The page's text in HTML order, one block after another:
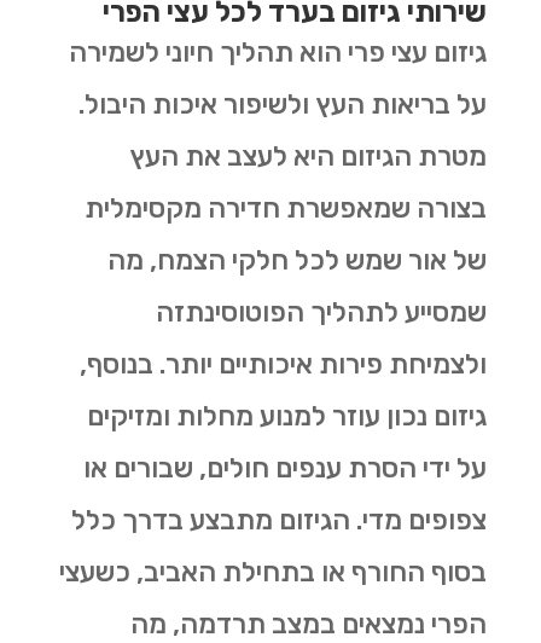
שירותי גיזום בערד לכל עצי הפרי
גיזום עצי פרי הוא תהליך חיוני לשמירה
על בריאות העץ ולשיפור איכות היבול.
מטרת הגיזום היא לעצב את העץ
בצורה שמאפשרת חדירה מקסימלית
של אור שמש לכל חלקי הצמח, מה
שמסייע לתהליך הפוטוסינתזה
ולצמיחת פירות איכותיים יותר. בנוסף,
גיזום נכון עוזר למנוע מחלות ומזיקים
על ידי הסרת ענפים חולים, שבורים או
צפופים מדי. הגיזום מתבצע בדרך כלל
בסוף החורף או בתחילת האביב, כשעצי
הפרי נמצאים במצב תרדמה, מה